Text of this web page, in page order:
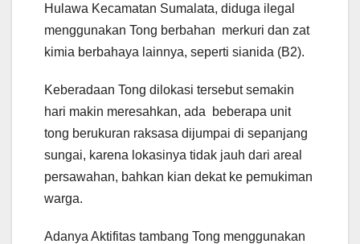
Hulawa Kecamatan Sumalata, diduga ilegal
menggunakan Tong berbahan merkuri dan zat
kimia berbahaya lainnya, seperti sianida (B2).
Keberadaan Tong dilokasi tersebut semakin
hari makin meresahkan, ada beberapa unit
tong berukuran raksasa dijumpai di sepanjang
sungai, karena lokasinya tidak jauh dari areal
persawahan, bahkan kian dekat ke pemukiman
warga.
Adanya Aktifitas tambang Tong menggunakan